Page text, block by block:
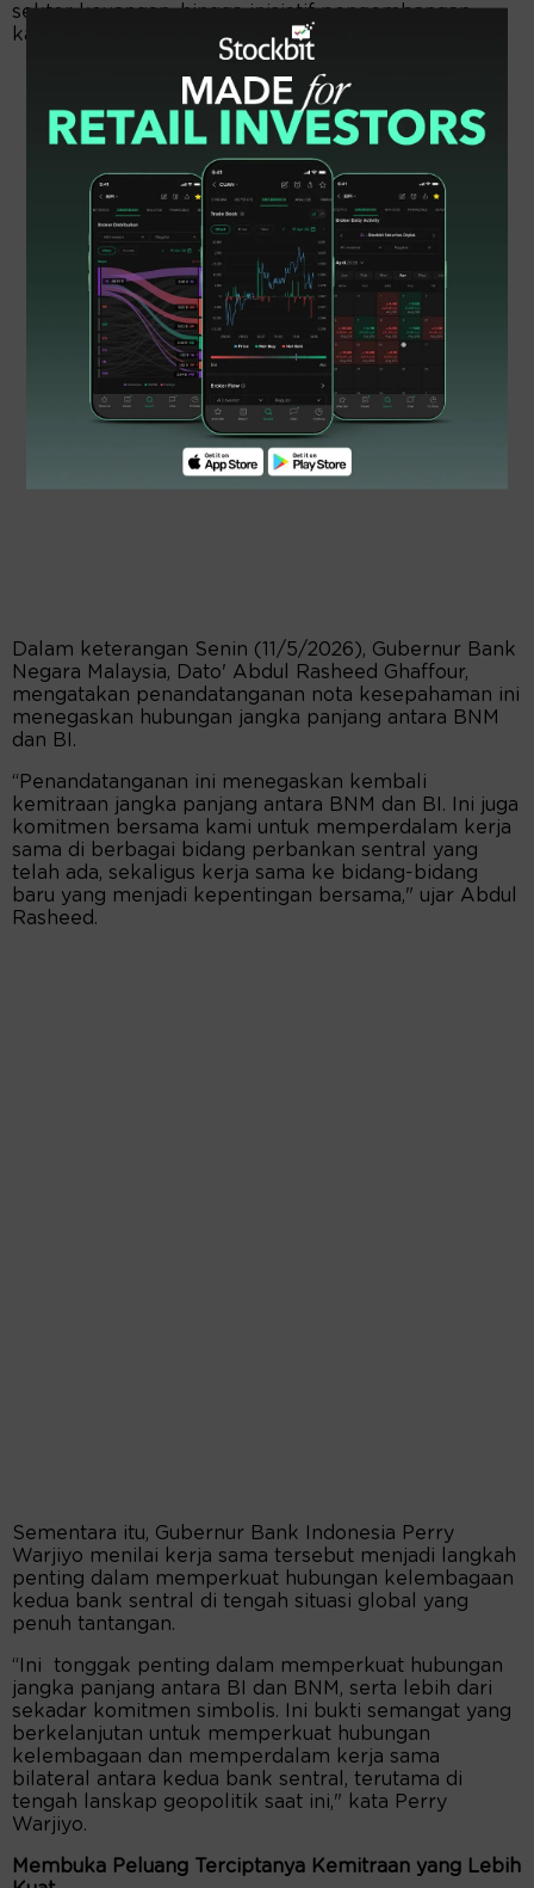
sektor keuangan, hingga inisiatif pengembangan
kapasitas dan pertukaran informasi.
Dalam keterangan Senin (11/5/2026), Gubernur Bank
Negara Malaysia, Dato' Abdul Rasheed Ghaffour,
mengatakan penandatanganan nota kesepahaman ini
menegaskan hubungan jangka panjang antara BNM
dan BI.
“Penandatanganan ini menegaskan kembali
kemitraan jangka panjang antara BNM dan BI. Ini juga
komitmen bersama kami untuk memperdalam kerja
sama di berbagai bidang perbankan sentral yang
telah ada, sekaligus kerja sama ke bidang-bidang
baru yang menjadi kepentingan bersama," ujar Abdul
Rasheed.
Sementara itu, Gubernur Bank Indonesia Perry
Warjiyo menilai kerja sama tersebut menjadi langkah
penting dalam memperkuat hubungan kelembagaan
kedua bank sentral di tengah situasi global yang
penuh tantangan.
“Ini tonggak penting dalam memperkuat hubungan
jangka panjang antara BI dan BNM, serta lebih dari
sekadar komitmen simbolis. Ini bukti semangat yang
berkelanjutan untuk memperkuat hubungan
kelembagaan dan memperdalam kerja sama
bilateral antara kedua bank sentral, terutama di
tengah lanskap geopolitik saat ini," kata Perry
Warjiyo.
Membuka Peluang Terciptanya Kemitraan yang Lebih